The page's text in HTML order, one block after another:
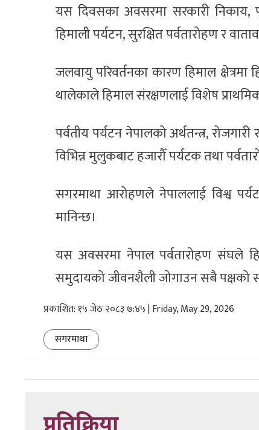
यस दिवसका अवसरमा सरकारी निकाय,
हिमाली पर्यटन, सुरक्षित पर्वतारोहण र
जलवायु परिवर्तनका कारण हिमाल
थालेकाले हिमाल संरक्षणलाई विशेष
पर्वतीय पर्यटन नेपालको अर्थतन्त्र,
विभिन्न मुलुकबाट हजारौँ पर्यटक तथा
सगरमाथा आरोहणले नेपाललाई विश्व
मानिन्छ।
यस अवसरमा नेपाल पर्वतारोहण संघले
समुदायको जीवनशैली जोगाउन सबै
प्रकाशित: १५ जेठ २०८३ ७:४५ | Friday, May 29, 2026
सगरमाथा